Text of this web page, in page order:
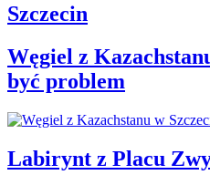
Szczecin
Węgiel z
być problem
Labirynt z Placu